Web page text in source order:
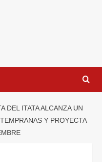
DEL ITATA ALCANZA UN
Y PROYECTA